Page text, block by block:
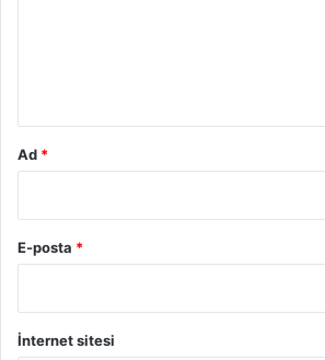
Ad *
E-posta *
İnternet sitesi